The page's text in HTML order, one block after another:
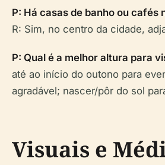
P: Há casas de banho ou cafés
R: Sim, no centro da cidade,
P: Qual é a melhor altura para
até ao início do outono para
agradável; nascer/pôr do sol
Visuais e